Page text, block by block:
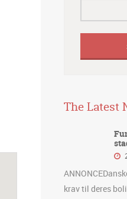
The Latest
krav til deres